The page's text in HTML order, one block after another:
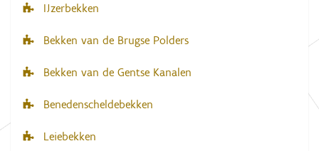
N
a
i
g
t
IJzerbekken
Bekken van de Brugse Polders
Bekken van de Gentse Kanalen
Benedenscheldebekken
Leiebekken